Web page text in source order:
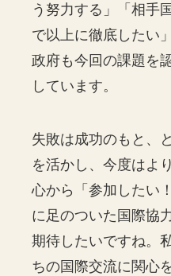
う努力する」「相手
で以上に徹底したい
政府も今回の課題を
しています。
失敗は成功のもと、
を活かし、今度はよ
心から「参加したい
に足のついた国際協
期待したいですね。
ちの国際交流に関心